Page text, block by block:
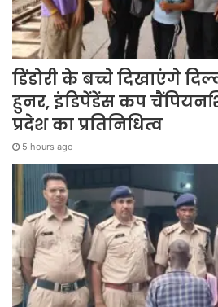
डिंडोरी के बच्चे दिखाएंगे
हुनर, इंडिपेंडेंस कप
प्रदेश का प्रतिनिधित्व
5 hours ago